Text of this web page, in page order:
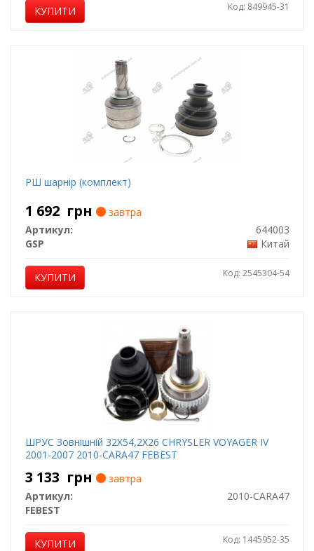
КУПИТИ Код: 849945-31
РШ шарнір (комплект)
1 692 грн
завтра
Артикул:
644003
GSP
Китай
КУПИТИ Код: 2545304-54
ШРУС Зовнішній 32X54,2X26 CHRYSLER VOYAGER IV
2001-2007 2010-CARA47 FEBEST
3 133 грн
завтра
Артикул:
2010-CARA47
FEBEST
КУПИТИ Код: 1445952-35